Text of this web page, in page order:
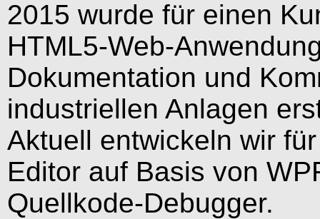
2015 wurde für einen
HTML5-Web-
Dokumentation und
industriellen Anlagen
Aktuell entwickeln wir
Editor auf Basis von
Quellkode-Debugger.